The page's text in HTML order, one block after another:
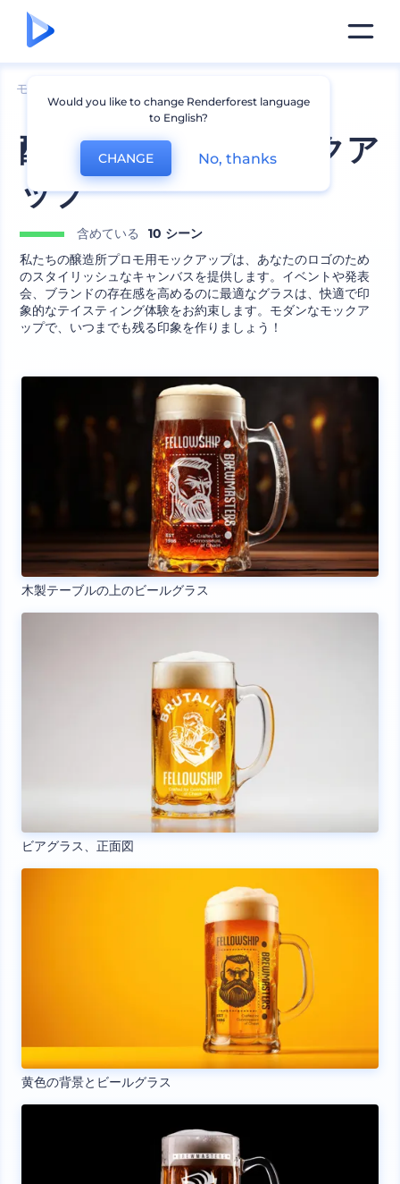
モックアップ
醸造所プロモ用モックア
ップ
含めている
10 シーン
私たちの醸造所プロモ用モックアップは、あなたのロゴのため
のスタイリッシュなキャンバスを提供します。イベントや発表
会、ブランドの存在感を高めるのに最適なグラスは、快適で印
象的なテイスティング体験をお約束します。モダンなモックア
ップで、いつまでも残る印象を作りましょう！
木製テーブルの上のビールグラス
ビアグラス、正面図
黄色の背景とビールグラス
Would you like to change Renderforest language
to English?
CHANGE No, thanks